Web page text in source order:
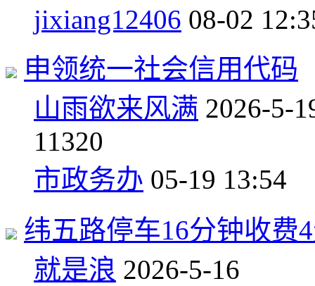
jixiang12406 08-02
申领统一社会信用代码
山雨欲来风满 2026-5-
11320
市政务办 05-19 13:54
纬五路停车16分钟收费
就是浪 2026-5-16